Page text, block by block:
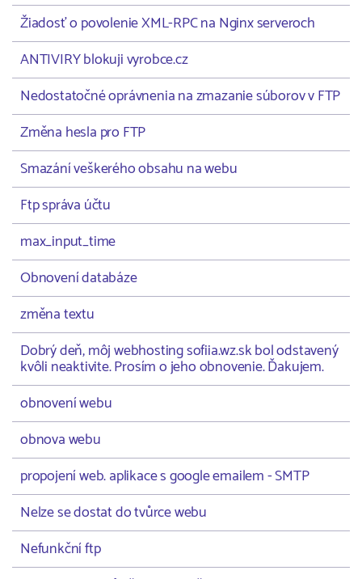
Žiadosť o povolenie XML-RPC na Nginx serveroch
ANTIVIRY blokuji vyrobce.cz
Nedostatočné oprávnenia na zmazanie súborov v FTP
Změna hesla pro FTP
Smazání veškerého obsahu na webu
Ftp správa účtu
max_input_time
Obnovení databáze
změna textu
Dobrý deň, môj webhosting sofiia.wz.sk bol odstavený
kvôli neaktivite. Prosím o jeho obnovenie. Ďakujem.
obnovení webu
obnova webu
propojení web. aplikace s google emailem - SMTP
Nelze se dostat do tvůrce webu
Nefunkční ftp